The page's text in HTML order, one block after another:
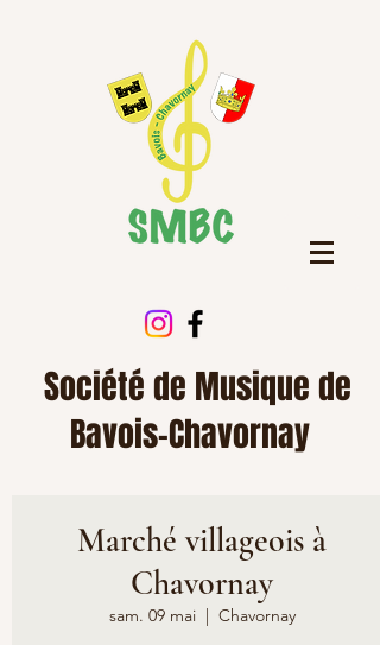
Société de Musique de
Bavois-Chavornay
Marché villageois à
Chavornay
sam. 09 mai
  |
Chavornay